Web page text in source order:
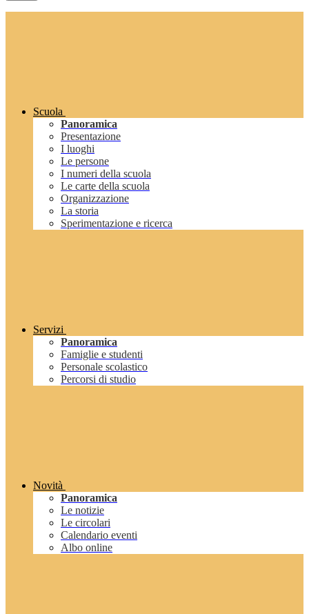
Scuola
Panoramica
Presentazione
I luoghi
Le persone
I numeri della scuola
Le carte della scuola
Organizzazione
La storia
Sperimentazione e ricerca
Servizi
Panoramica
Famiglie e studenti
Personale scolastico
Percorsi di studio
Novità
Panoramica
Le notizie
Le circolari
Calendario eventi
Albo online